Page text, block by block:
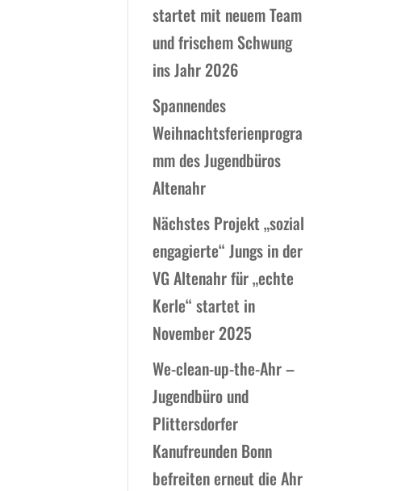
startet mit neuem Team
und frischem Schwung
ins Jahr 2026
Spannendes
Weihnachtsferienprogra
mm des Jugendbüros
Altenahr
Nächstes Projekt „sozial
engagierte“ Jungs in der
VG Altenahr für „echte
Kerle“ startet in
November 2025
We-clean-up-the-Ahr –
Jugendbüro und
Plittersdorfer
Kanufreunden Bonn
befreiten erneut die Ahr